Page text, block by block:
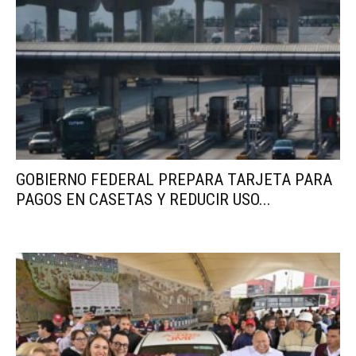
GOBIERNO FEDERAL PREPARA TARJETA PARA
PAGOS EN CASETAS Y REDUCIR USO...